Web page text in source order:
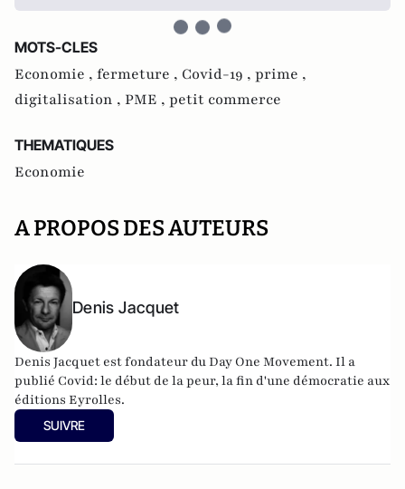
MOTS-CLES
Economie , fermeture , Covid-19 , prime ,
digitalisation , PME , petit commerce
THEMATIQUES
Economie
A PROPOS DES AUTEURS
Denis Jacquet
Denis Jacquet est fondateur du Day One Movement. Il a
publié Covid: le début de la peur, la fin d'une démocratie aux
éditions Eyrolles.
SUIVRE